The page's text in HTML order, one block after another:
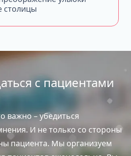
столицы
с пациентами
важно – убедиться
И не только со стороны
пациента. Мы организуем